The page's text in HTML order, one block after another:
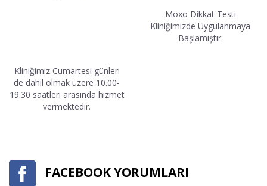
Moxo Dikkat Testi
Kliniğimizde Uygulanmaya
Başlamıştır.
Kliniğimiz Cumartesi günleri
de dahil olmak üzere 10.00-
19.30 saatleri arasında hizmet
vermektedir.
FACEBOOK YORUMLARI